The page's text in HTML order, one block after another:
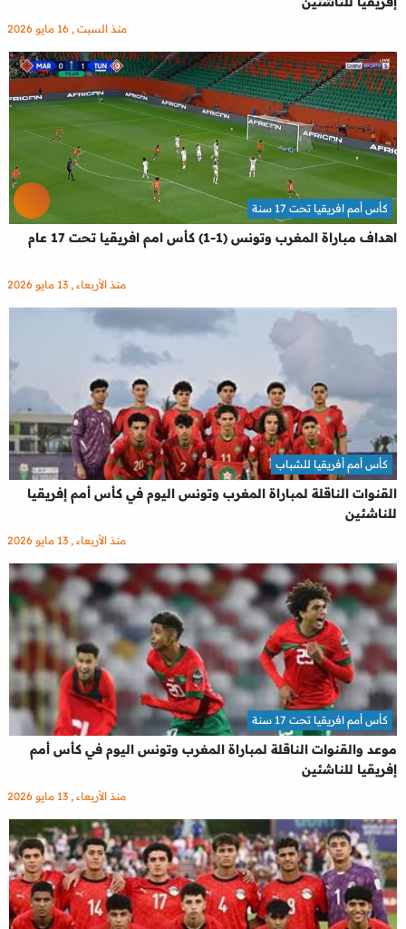
منذ السبت , 16 مايو 2026
اهداف مباراة المغرب وتونس (1-1) كأس امم افريقيا تحت 17 عام
كأس أمم افريقيا تحت 17 سنة
منذ الأربعاء , 13 مايو 2026
القنوات الناقلة لمباراة المغرب وتونس اليوم في كأس أمم إفريقيا
للناشئين
كأس أمم أفريقيا للشباب
منذ الأربعاء , 13 مايو 2026
موعد والقنوات الناقلة لمباراة المغرب وتونس اليوم في كأس أمم
إفريقيا للناشئين
كأس أمم افريقيا تحت 17 سنة
منذ الأربعاء , 13 مايو 2026